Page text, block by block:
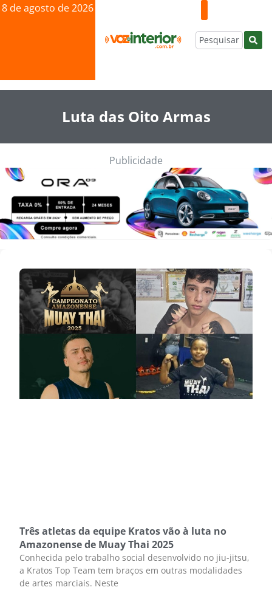
8 de agosto de 2026
Luta das Oito Armas
Publicidade
Três atletas da equipe Kratos vão à luta no
Amazonense de Muay Thai 2025
Conhecida pelo trabalho social desenvolvido no jiu-jitsu,
a Kratos Top Team tem braços em outras modalidades
de artes marciais. Neste